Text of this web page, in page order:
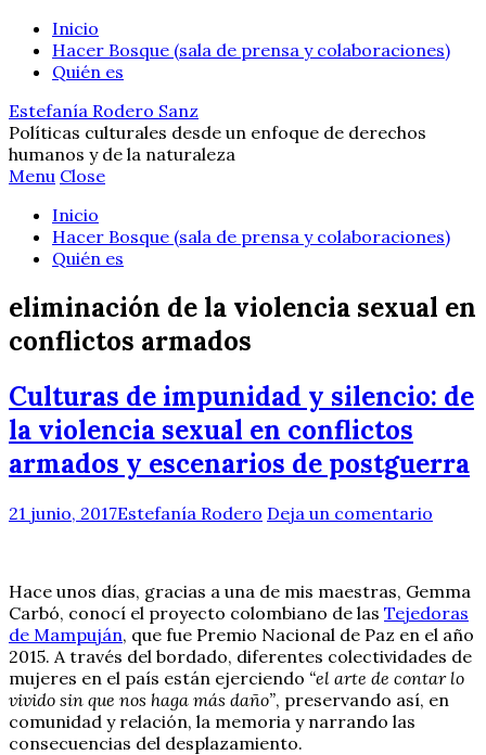
Inicio
Hacer Bosque (sala de prensa y colaboraciones)
Quién es
Estefanía Rodero Sanz
Políticas culturales desde un enfoque de derechos
humanos y de la naturaleza
Menu Close
Inicio
Hacer Bosque (sala de prensa y colaboraciones)
Quién es
eliminación de la violencia sexual en
conflictos armados
Culturas de impunidad y silencio: de
la violencia sexual en conflictos
armados y escenarios de postguerra
21 junio, 2017Estefanía Rodero Deja un comentario
Hace unos días, gracias a una de mis maestras, Gemma
Carbó, conocí el proyecto colombiano de las Tejedoras
de Mampuján, que fue Premio Nacional de Paz en el año
2015. A través del bordado, diferentes colectividades de
mujeres en el país están ejerciendo “el arte de contar lo
vivido sin que nos haga más daño”, preservando así, en
comunidad y relación, la memoria y narrando las
consecuencias del desplazamiento.